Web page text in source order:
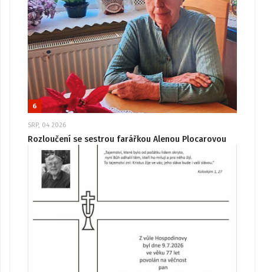
6
SRP, 04 2026
Rozloučení se sestrou farářkou Alenou Plocarovou